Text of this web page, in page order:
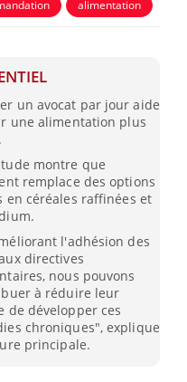
alimentation
un avocat par jour aide
une alimentation plus
montre que
remplace des options
en céréales raffinées et
l'adhésion des
directives
nous pouvons
à réduire leur
de développer ces
chroniques", explique
principale.